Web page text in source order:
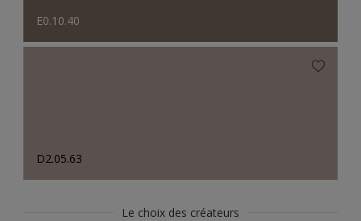
E0.10.40
D2.05.63
Le choix des créateurs